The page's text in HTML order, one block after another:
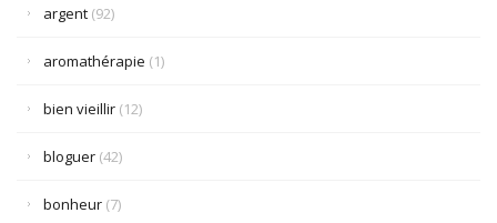
argent (92)
aromathérapie (1)
bien vieillir (12)
bloguer (42)
bonheur (7)